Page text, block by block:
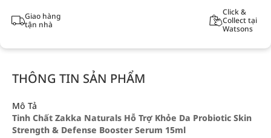
Giao hàng
tận nhà
Click &
Collect tại
Watsons
THÔNG TIN SẢN PHẨM
Mô Tả
Tinh Chất Zakka Naturals Hỗ Trợ Khỏe Da Probiotic Skin
Strength & Defense Booster Serum 15ml